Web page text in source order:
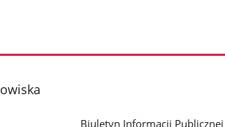
Biuletyn Informacji Publicznej